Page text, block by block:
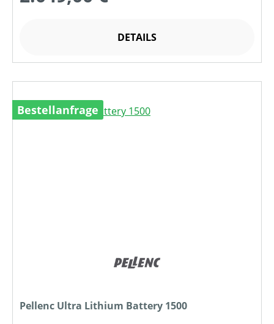
DETAILS
Bestellanfrage
Pellenc Ultra Lithium Battery 1500